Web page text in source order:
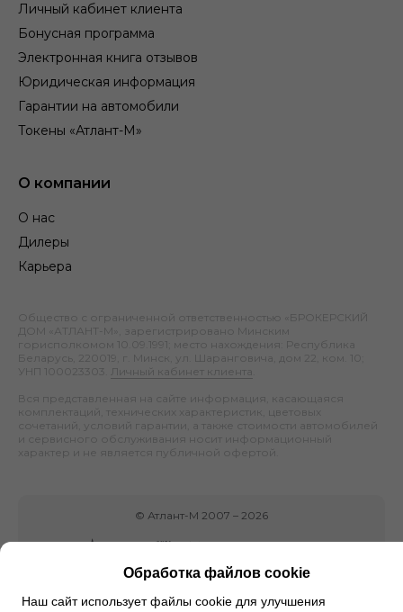
Личный кабинет клиента
Бонусная программа
Электронная книга отзывов
Юридическая информация
Гарантии на автомобили
Токены «Атлант-М»
О компании
О нас
Дилеры
Карьера
Общество с ограниченной ответственностью «БРОКЕРСКИЙ
ДОМ «АТЛАНТ-М», зарегистрировано Минским
горисполкомом 10.09.1991; место нахождения: Республика
Беларусь, 220019, г. Минск, ул. Шаранговича, дом 22, ком. 10;
УНП 100023303.
Личный кабинет клиента
Вся представленная на сайте информация, касающаяся
комплектаций, технических характеристик, цветовых
сочетаний, условий гарантии, а также стоимости автомобилей
и сервисного обслуживания носит информационный
характер и не является публичной офертой.
© Атлант-М 2007 – 2026
Обработка файлов cookie
Наш сайт использует файлы cookie для улучшения